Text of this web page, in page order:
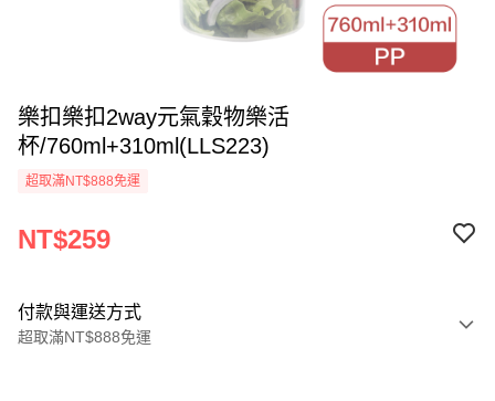
樂扣樂扣2way元氣穀物樂活
杯/760ml+310ml(LLS223)
超取滿NT$888免運
NT$259
付款與運送方式
超取滿NT$888免運